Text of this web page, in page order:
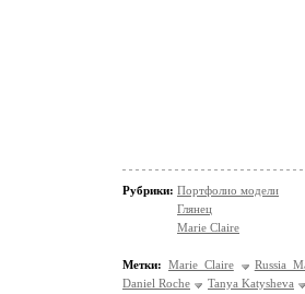
Рубрики: Портфолио модели
Глянец
Marie Claire
Метки: Marie Claire
Russia
Daniel Roche
Tanya Katysheva